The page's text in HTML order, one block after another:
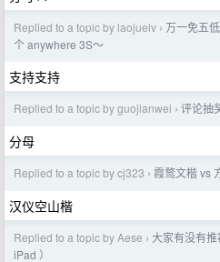
Replied to a topic by laojuelv › 万一免五
个 anywhere 3S～
支持支持
Replied to a topic by guojianwei › 评论抽
分母
Replied to a topic by cj323 › 霞鹜文楷 vs
汉仪空山楷
Replied to a topic by Aese › 大家有没有推
iPad ）